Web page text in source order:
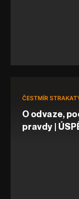
ČESTMÍR
O odvaze,
pravdy |